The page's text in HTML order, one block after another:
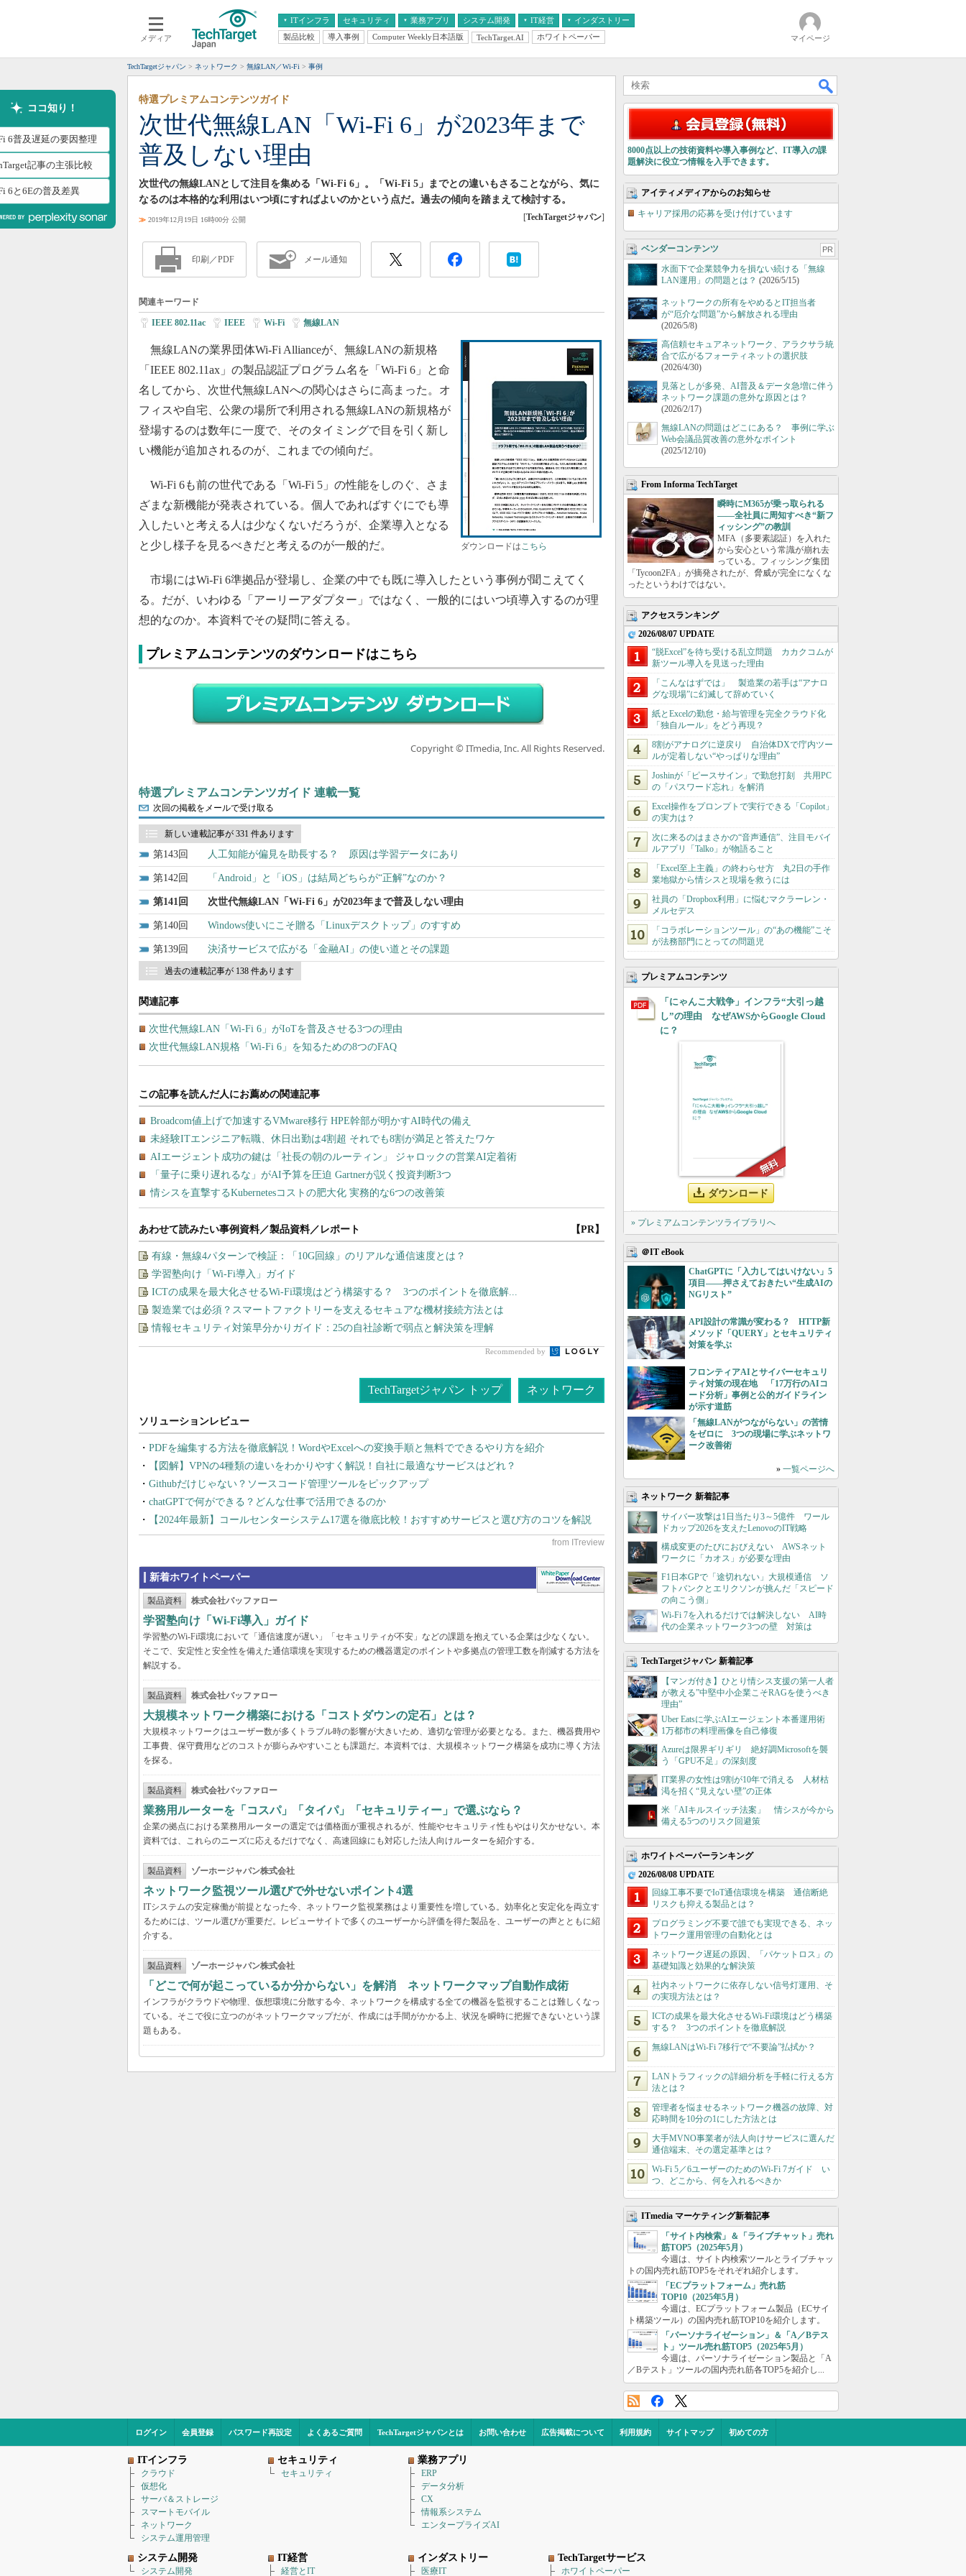
メディア
ITインフラ
クラウド
スマートモバイル
ネットワーク
システム運用管理
セキュリティ 業務アプリ
エンタープライズAI
ERP
CX
情報系システム
システム開発 IT経営
経営とIT
インダストリー
医療IT
製品比較 導入事例 Computer Weekly日本語版 TechTarget.AI ホワイトペーパー マイページ
TechTargetジャパン ネットワーク 無線LAN／Wi-Fi 事例
ココ知り！
6普及遅延の要因整理
記事の主張比較
6と6Eの普及差異
次世代無線LAN「Wi-Fi 6」が2023年まで
普及しない理由
特選プレミアムコンテンツガイド
次世代の無線LANとして注目を集める「Wi-Fi 6」。「Wi-Fi 5」までとの違いもさることながら、気に
なるのは本格的な利用はいつ頃にすればよいのかという点だ。過去の傾向を踏まえて検討する。
≫ 2019年12月19日 16時00分 公開 [TechTargetジャパン]
印刷／PDF メール通知
関連キーワード
IEEE 802.11ac IEEE Wi-Fi 無線LAN
ダウンロードはこちら
無線LANの業界団体Wi-Fi Allianceが、無線LANの新規格
「IEEE 802.11ax」の製品認証プログラム名を「Wi-Fi 6」と命
名してから、次世代無線LANへの関心はさらに高まった。オ
フィスや自宅、公衆の場所で利用される無線LANの新規格が
登場するのは数年に一度で、そのタイミングで目を引く新し
い機能が追加されるのが、これまでの傾向だ。
Wi-Fi 6も前の世代である「Wi-Fi 5」の性能をしのぐ、さま
ざまな新機能が発表されている。個人であればすぐにでも導
入したいと考える人は少なくないだろうが、企業導入となる
と少し様子を見るべきだと考えるのが一般的だ。
市場にはWi-Fi 6準拠品が登場し、企業の中でも既に導入したという事例が聞こえてく
る。だが、いわゆる「アーリーアダプター」ではなく、一般的にはいつ頃導入するのが理
想的なのか。本資料でその疑問に答える。
プレミアムコンテンツのダウンロードはこちら
Copyright © ITmedia, Inc. All Rights Reserved.
特選プレミアムコンテンツガイド 連載一覧
次回の掲載をメールで受け取る
新しい連載記事が 331 件あります
143 人工知能が偏見を助長する？ 原因は学習データにあり
142 「Android」と「iOS」は結局どちらが“正解”なのか？
141 次世代無線LAN「Wi-Fi 6」が2023年まで普及しない理由
140 Windows使いにこそ贈る「Linuxデスクトップ」のすすめ
139 決済サービスで広がる「金融AI」の使い道とその課題
過去の連載記事が 138 件あります
関連記事
次世代無線LAN「Wi-Fi 6」がIoTを普及させる3つの理由
次世代無線LAN規格「Wi-Fi 6」を知るための8つのFAQ
あわせて読みたい事例資料／製品資料／レポート 【PR】
有線・無線4パターンで検証：「10G回線」のリアルな通信速度とは？
学習塾向け「Wi-Fi導入」ガイド
ICTの成果を最大化させるWi-Fi環境はどう構築する？ 3つのポイントを徹底解...
製造業では必須？スマートファクトリーを支えるセキュアな機材接続方法とは
情報セキュリティ対策早分かりガイド：25の自社診断で弱点と解決策を理解
Recommended by
TechTargetジャパン トップ ネットワーク
PDFを編集する方法を徹底解説！WordやExcelへの変換手順と無料でできるやり方を紹介
【図解】VPNの4種類の違いをわかりやすく解説！自社に最適なサービスはどれ？
Githubだけじゃない？ソースコード管理ツールをピックアップ
chatGPTで何ができる？どんな仕事で活用できるのか
【2024年最新】コールセンターシステム17選を徹底比較！おすすめサービスと選び方のコツを解説
新着ホワイトペーパー
製品資料 株式会社バッファロー
学習塾向け「Wi-Fi導入」ガイド
学習塾のWi-Fi環境において「通信速度が遅い」「セキュリティが不安」などの課題を抱えている企業は少なくない。
そこで、安定性と安全性を備えた通信環境を実現するための機器選定のポイントや多拠点の管理工数を削減する方法を
解説する。
製品資料 株式会社バッファロー
大規模ネットワーク構築における「コストダウンの定石」とは？
大規模ネットワークはユーザー数が多くトラブル時の影響が大きいため、適切な管理が必要となる。また、機器費用や
工事費、保守費用などのコストが膨らみやすいことも課題だ。本資料では、大規模ネットワーク構築を成功に導く方法
を探る。
製品資料 株式会社バッファロー
業務用ルーターを「コスパ」「タイパ」「セキュリティー」で選ぶなら？
企業の拠点における業務用ルーターの選定では価格面が重視されるが、性能やセキュリティ性もやはり欠かせない。本
資料では、これらのニーズに応えるだけでなく、高速回線にも対応した法人向けルーターを紹介する。
製品資料 ゾーホージャパン株式会社
ネットワーク監視ツール選びで外せないポイント4選
ITシステムの安定稼働が前提となった今、ネットワーク監視業務はより重要性を増している。効率化と安定化を両立す
るためには、ツール選びが重要だ。レビューサイトで多くのユーザーから評価を得た製品を、ユーザーの声とともに紹
介する。
製品資料 ゾーホージャパン株式会社
「どこで何が起こっているか分からない」を解消 ネットワークマップ自動作成術
インフラがクラウドや物理、仮想環境に分散する今、ネットワークを構成する全ての機器を監視することは難しくなっ
ている。そこで役に立つのがネットワークマップだが、作成には手間がかかる上、状況を瞬時に把握できないという課
題もある。
8000点以上の技術資料や導入事例など、IT導入の課
題解決に役立つ情報を入手できます。
アイティメディアからのお知らせ
キャリア採用の応募を受け付けています
ベンダーコンテンツ PR
水面下で企業競争力を損ない続ける「無線
LAN運用」の問題とは？ (2026/5/15)
ネットワークの所有をやめるとIT担当者
が“厄介な問題”から解放される理由
(2026/5/8)
高信頼セキュアネットワーク、アラクサラ統
合で広がるフォーティネットの選択肢
(2026/4/30)
見落としが多発、AI普及＆データ急増に伴う
ネットワーク課題の意外な原因とは？
(2026/2/17)
無線LANの問題はどこにある？ 事例に学ぶ
Web会議品質改善の意外なポイント
(2025/12/10)
From Informa TechTarget
瞬時にM365が乗っ取られる
――全社員に周知すべき“新フ
ィッシング”の教訓
MFA（多要素認証）を入れた
から安心という常識が崩れ去
っている。フィッシング集団
「Tycoon2FA」が摘発されたが、脅威が完全になくな
ったというわけではない。
アクセスランキング
2026/08/07 UPDATE
“脱Excel”を待ち受ける乱立問題 カカクコムが
新ツール導入を見送った理由
「こんなはずでは」 製造業の若手は“アナロ
グな現場”に幻滅して辞めていく
紙とExcelの勤怠・給与管理を完全クラウド化
「独自ルール」をどう再現？
8割がアナログに逆戻り 自治体DXで庁内ツー
ルが定着しない“やっぱりな理由”
Joshinが「ピースサイン」で勤怠打刻 共用PC
の「パスワード忘れ」を解消
Excel操作をプロンプトで実行できる「Copilot」
の実力は？
次に来るのはまさかの“音声通信”、注目モバイ
ルアプリ「Talko」が物語ること
「Excel至上主義」の終わらせ方 丸2日の手作
業地獄から情シスと現場を救うには
社員の「Dropbox利用」に悩むマクラーレン・
メルセデス
「コラボレーションツール」の“あの機能”こそ
が法務部門にとっての問題児
プレミアムコンテンツ
「にゃんこ大戦争」インフラ“大引っ越
し”の理由 なぜAWSからGoogle Cloud
に？
ダウンロード
» プレミアムコンテンツライブラリへ
＠IT eBook
ChatGPTに「入力してはいけない」5
項目――押さえておきたい“生成AIの
NGリスト”
API設計の常識が変わる？ HTTP新
メソッド「QUERY」とセキュリティ
対策を学ぶ
フロンティアAIとサイバーセキュリ
ティ対策の現在地 「17万行のAIコ
ード分析」事例と公的ガイドライン
が示す道筋
「無線LANがつながらない」の苦情
をゼロに 3つの現場に学ぶネットワ
ーク改善術
» 一覧ページへ
ネットワーク 新着記事
サイバー攻撃は1日当たり3～5億件 ワール
ドカップ2026を支えたLenovoのIT戦略
構成変更のたびにおびえない AWSネット
ワークに「カオス」が必要な理由
F1日本GPで「途切れない」大規模通信 ソ
フトバンクとエリクソンが挑んだ「スピード
の向こう側」
Wi-Fi 7を入れるだけでは解決しない AI時
代の企業ネットワーク3つの壁 対策は
TechTargetジャパン 新着記事
【マンガ付き】ひとり情シス支援の第一人者
が教える”中堅中小企業こそRAGを使うべき
理由”
Uber Eatsに学ぶAIエージェント本番運用術
1万都市の料理画像を自己修復
Azureは限界ギリギリ 絶好調Microsoftを襲
う「GPU不足」の深刻度
IT業界の女性は9割が10年で消える 人材枯
渇を招く“見えない壁”の正体
米「AIキルスイッチ法案」 情シスが今から
備える5つのリスク回避策
ホワイトペーパーランキング
2026/08/08 UPDATE
回線工事不要でIoT通信環境を構築 通信断絶
リスクも抑える製品とは？
プログラミング不要で誰でも実現できる、ネッ
トワーク運用管理の自動化とは
ネットワーク遅延の原因、「パケットロス」の
基礎知識と効果的な解決策
社内ネットワークに依存しない信号灯運用、そ
の実現方法とは？
ICTの成果を最大化させるWi-Fi環境はどう構築
する？ 3つのポイントを徹底解説
無線LANはWi-Fi 7移行で“不要論”払拭か？
LANトラフィックの詳細分析を手軽に行える方
法とは？
管理者を悩ませるネットワーク機器の故障、対
応時間を10分の1にした方法とは
大手MVNO事業者が法人向けサービスに選んだ
通信端末、その選定基準とは？
Wi‑Fi 5／6ユーザーのためのWi‑Fi 7ガイド い
つ、どこから、何を入れるべきか
ITmedia マーケティング新着記事
「サイト内検索」＆「ライブチャット」売れ
筋TOP5（2025年5月）
今週は、サイト内検索ツールとライブチャッ
トの国内売れ筋TOP5をそれぞれ紹介します。
「ECプラットフォーム」売れ筋
TOP10（2025年5月）
今週は、ECプラットフォーム製品（ECサイ
ト構築ツール）の国内売れ筋TOP10を紹介します。
「パーソナライゼーション」＆「A／Bテス
ト」ツール売れ筋TOP5（2025年5月）
今週は、パーソナライゼーション製品と「A
／Bテスト」ツールの国内売れ筋各TOP5を紹介し...
ログイン 会員登録 パスワード再設定 よくあるご質問 TechTargetジャパンとは お問い合わせ 広告掲載について 利用規約 サイトマップ 初めての方
ITインフラ
クラウド
仮想化
サーバ＆ストレージ
スマートモバイル
ネットワーク
システム運用管理
セキュリティ
セキュリティ
業務アプリ
ERP
データ分析
CX
情報系システム
エンタープライズAI
システム開発
システム開発
IT経営
経営とIT
インダストリー
医療IT
TechTargetサービス
ホワイトペーパー